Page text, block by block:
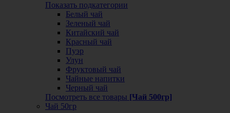
Показать подкатегории
Белый чай
Зеленый чай
Китайский чай
Красный чай
Пуэр
Улун
Фруктовый чай
Чайные напитки
Черный чай
Посмотреть все товары [Чай 500гр]
Чай 50гр